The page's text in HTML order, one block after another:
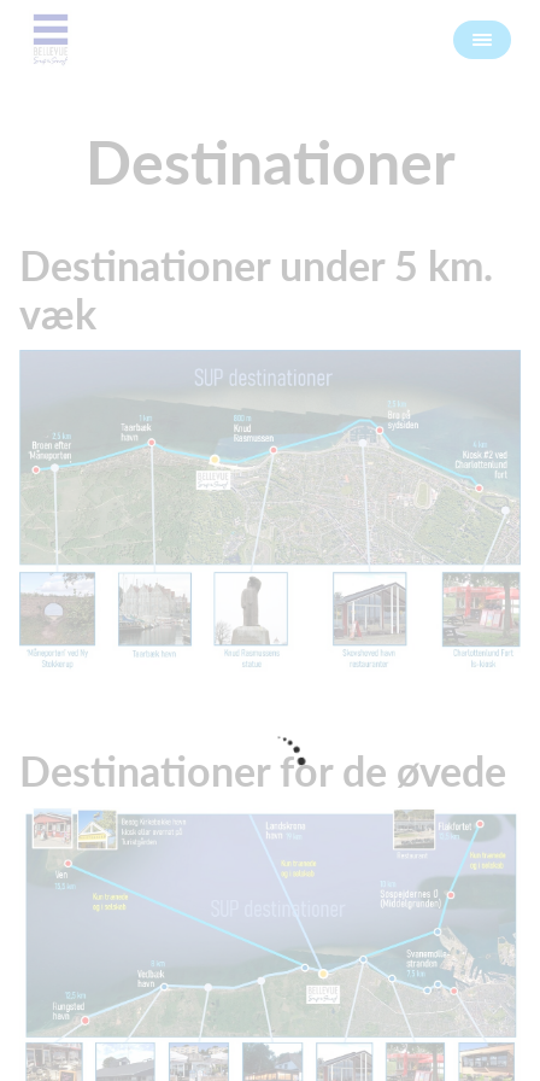
Destinationer
Destinationer under 5 km.
væk
Destinationer for de øvede